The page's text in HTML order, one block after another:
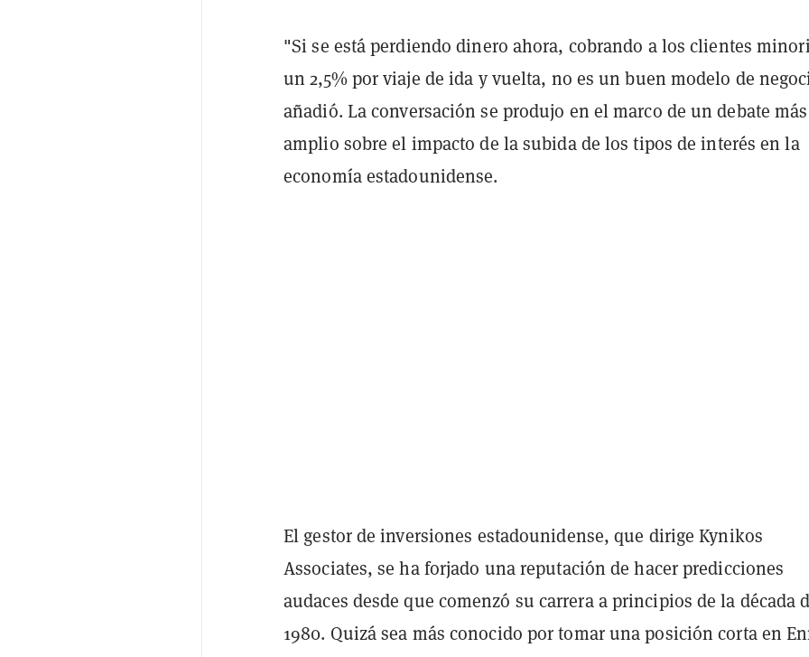
"Si se está perdiendo dinero ahora, cobrando a los clientes
un 2,5% por viaje de ida y vuelta, no es un buen modelo de
añadió. La conversación se produjo en el marco de un debate más
amplio sobre el impacto de la subida de los tipos de interés en la
economía estadounidense.
El gestor de inversiones estadounidense, que dirige Kynikos
Associates, se ha forjado una reputación de hacer predicciones
audaces desde que comenzó su carrera a principios de la década
1980. Quizá sea más conocido por tomar una posición corta en